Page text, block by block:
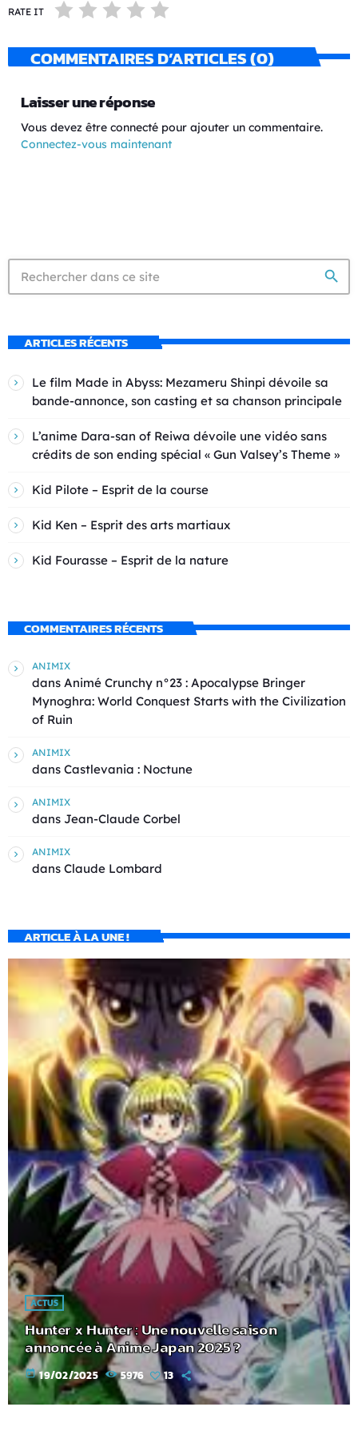
RATE IT
COMMENTAIRES D’ARTICLES (0)
Laisser une réponse
Vous devez être connecté pour ajouter un commentaire.
Connectez-vous maintenant
search
ARTICLES RÉCENTS
Le film Made in Abyss: Mezameru Shinpi dévoile sa
bande-annonce, son casting et sa chanson principale
L’anime Dara-san of Reiwa dévoile une vidéo sans
crédits de son ending spécial « Gun Valsey’s Theme »
Kid Pilote – Esprit de la course
Kid Ken – Esprit des arts martiaux
Kid Fourasse – Esprit de la nature
COMMENTAIRES RÉCENTS
ANIMIX
dans Animé Crunchy n°23 : Apocalypse Bringer
Mynoghra: World Conquest Starts with the Civilization
of Ruin
ANIMIX
dans Castlevania : Noctune
ANIMIX
dans Jean-Claude Corbel
ANIMIX
dans Claude Lombard
ARTICLE À LA UNE !
ACTUS
Hunter x Hunter : Une nouvelle saison
annoncée à Anime Japan 2025 ?
today 19/02/2025 5976 13